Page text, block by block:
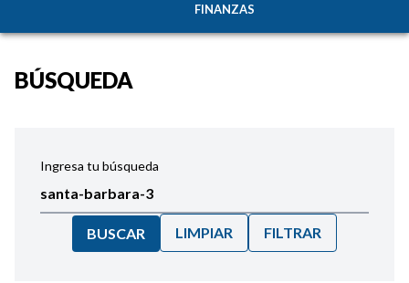
FINANZAS
BÚSQUEDA
Ingresa tu búsqueda
BUSCAR LIMPIAR FILTRAR